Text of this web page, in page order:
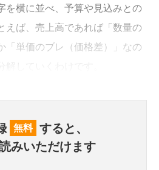
を横に並べ、予算や見込みとの
えば、売上高であれば「数量の
「単価のブレ（価格差）」なの
無料 すると、
みいただけます